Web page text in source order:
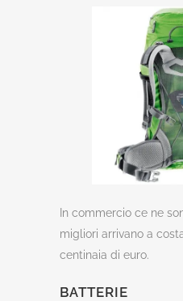
In commercio ce ne
migliori arrivano a
centinaia di euro.
BATTERIE